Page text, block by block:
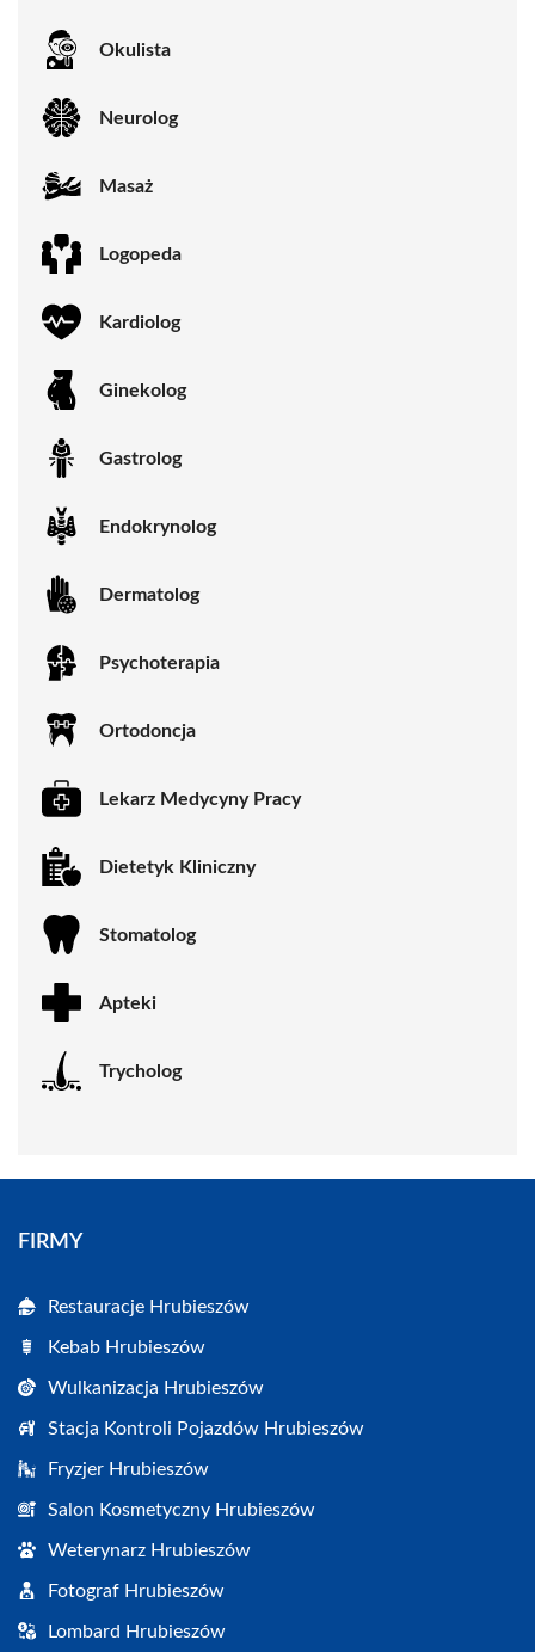
Okulista
Neurolog
Masaż
Logopeda
Kardiolog
Ginekolog
Gastrolog
Endokrynolog
Dermatolog
Psychoterapia
Ortodoncja
Lekarz Medycyny Pracy
Dietetyk Kliniczny
Stomatolog
Apteki
Trycholog
FIRMY
Restauracje Hrubieszów
Kebab Hrubieszów
Wulkanizacja Hrubieszów
Stacja Kontroli Pojazdów Hrubieszów
Fryzjer Hrubieszów
Salon Kosmetyczny Hrubieszów
Weterynarz Hrubieszów
Fotograf Hrubieszów
Lombard Hrubieszów